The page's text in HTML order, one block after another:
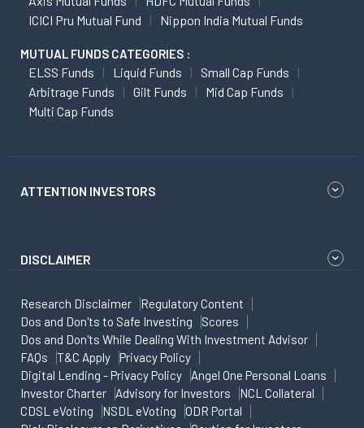
ICICI Pru Mutual Fund
Nippon India Mutual Funds
MUTUAL FUNDS CATEGORIES :
ELSS Funds Liquid Funds
Small Cap Funds
Arbitrage Funds
Gilt Funds
Mid Cap Funds
Multi Cap Funds
ATTENTION INVESTORS
DISCLAIMER
Research Disclaimer
Regulatory Content
Dos and Don'ts to Safe Investing
Scores
Dos and Don'ts While Dealing With Investment Advisor
FAQs
T&C Apply
Privacy Policy
Digital Lending - Privacy Policy
Angel One Personal Loans
Investor Charter
Advisory for Investors
NCL Collateral
CDSL eVoting
NSDL eVoting
ODR Portal